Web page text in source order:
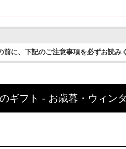
に、下記のご注意事項を必ずお読み
ギフト - お歳暮・ウィン